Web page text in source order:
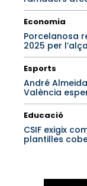
Economia
Porcelanosa
2025 per
Esports
André
València
Educació
CSIF exigix
plantilles